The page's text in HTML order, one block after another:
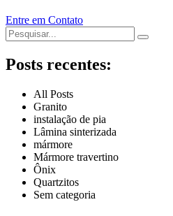
Entre em Contato
Posts recentes:
All Posts
Granito
instalação de pia
Lâmina sinterizada
mármore
Mármore travertino
Ônix
Quartzitos
Sem categoria